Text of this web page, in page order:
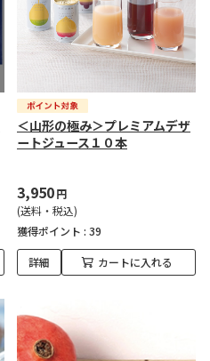
＜山形の極み＞プレミアムデザ
ートジュース１０本
3,950円
(送料・税込)
獲得ポイント : 39
詳細 カートに入れる